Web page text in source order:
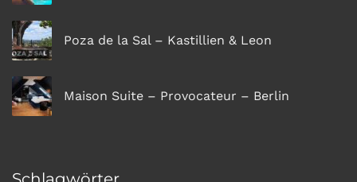
Poza de la Sal – Kastillien & Leon
Maison Suite – Provocateur – Berlin